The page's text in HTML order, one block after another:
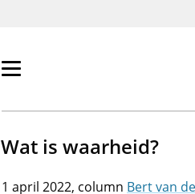
Primair
tonen/verbergen
Wat is waarheid?
1 april 2022
Bert van